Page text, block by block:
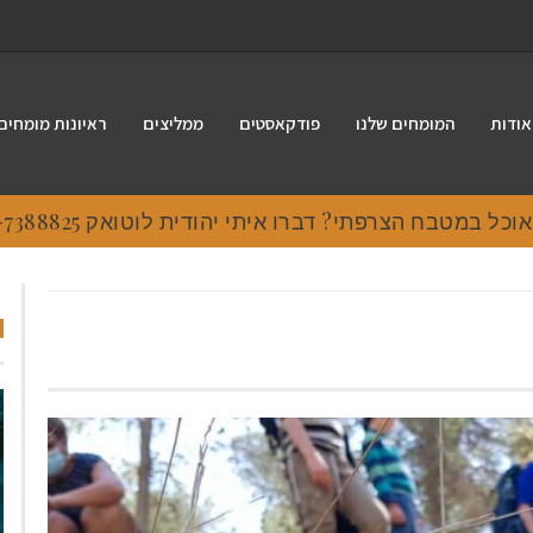
אודות המומחים שלנו פודקאסטים ממליצים ראיונות
במטבח הצרפתי? דברו איתי יהודית לוטואק 054-7388825.